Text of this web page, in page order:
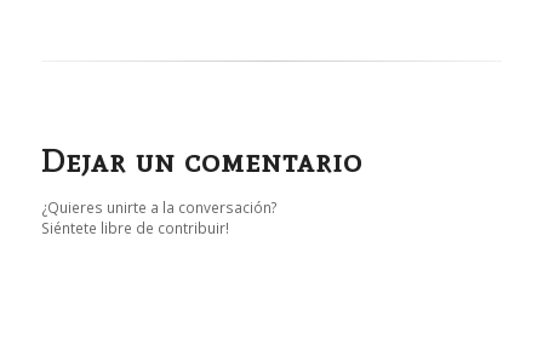
Dejar un comentario
¿Quieres unirte a la conversación?
Siéntete libre de contribuir!